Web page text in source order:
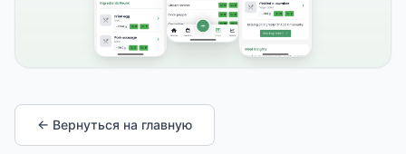
← Вернуться на главную